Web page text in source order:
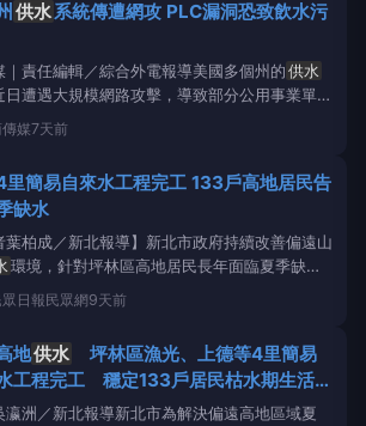
備。台北市停水範圍、時間信義區：基
供水系統傳遭網攻 PLC漏洞恐致飲水污
｜責任編輯／綜合外電報導美國多個州的供水
日遭遇大規模網路攻擊，導致部分公用事業單位
布煮沸飲水公告，並將系統切換至手動模式運
事件凸顯了國家關鍵基礎設施在網路安全方面的
》和《KBZKNe
媒7天前
里簡易自來水工程完工 133戶高地居民告
缺水
葉柏成／新北報導】新北市政府持續改善偏遠山
環境，針對坪林區高地居民長年面臨夏季缺水
水利局補助坪林區公所辦理「簡易自來水改善及
程」，漁光、上德、粗窟及石(石曹)里等4里工
及儲水設施，約133戶居民即使在枯水期，也能
眾日報民眾網9天前
地供水
坪林區漁光、上德等4里簡易
工程完工 穩定133戶居民枯水期生活用
瀛洲／新北報導新北市為解決偏遠高地區域夏